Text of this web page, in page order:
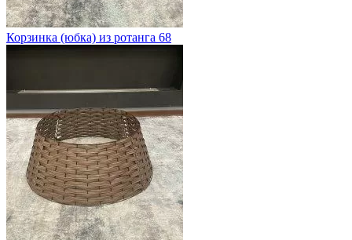
Корзинка (юбка) из ротанга 68